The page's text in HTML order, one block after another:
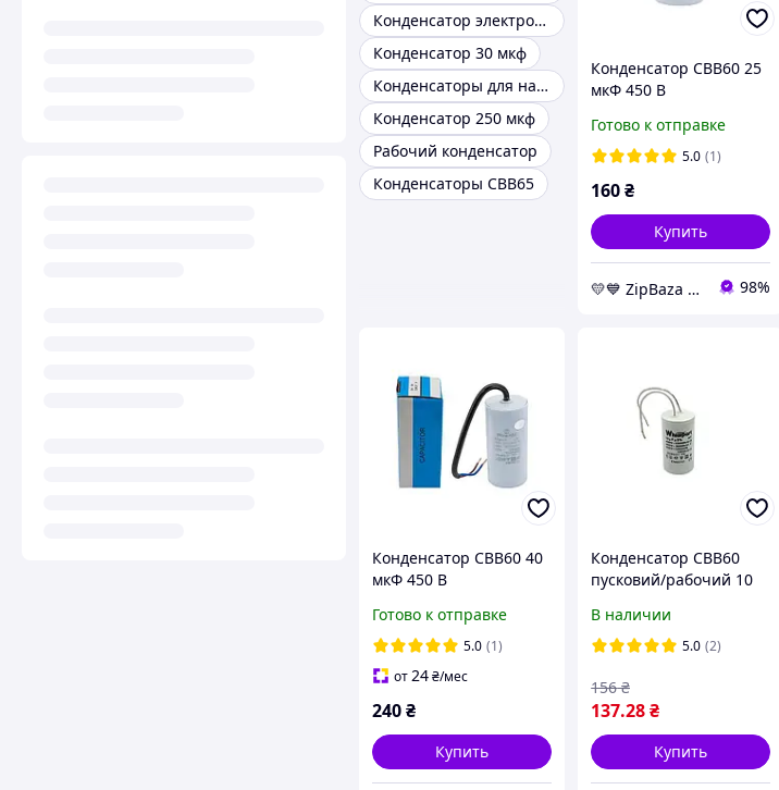
Конденсатор электролитический
Конденсатор 30 мкф
Конденсаторы для насоса
Конденсатор 250 мкф
Рабочий конденсатор
Конденсаторы CBB65
Конденсатор CBB60 25
мкФ 450 В
клеммами (Piranil) -
конденсаторы
Готово к отправке
5.0 (1)
160₴
Купить
💛💙️ ZipBaza 💛💙️ запчасти для бытовой техники 98%
Конденсатор CBB60 40
мкФ 450 В
450V), с проводами
Готово к отправке
5.0 (1)
от 24₴/мес
240₴
Купить
Конденсатор CBB60
пусковий/рабочий 10
Whicepart розмір d=34
h=62 mm
В наличии
5.0 (2)
137.28₴
156 ₴
Купить